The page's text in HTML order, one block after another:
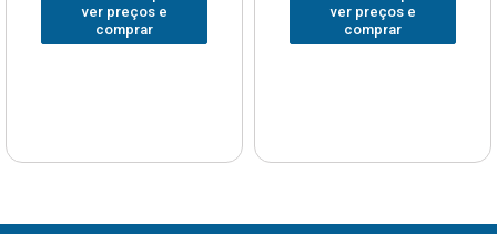
ver preços e
comprar
ver preços e
comprar